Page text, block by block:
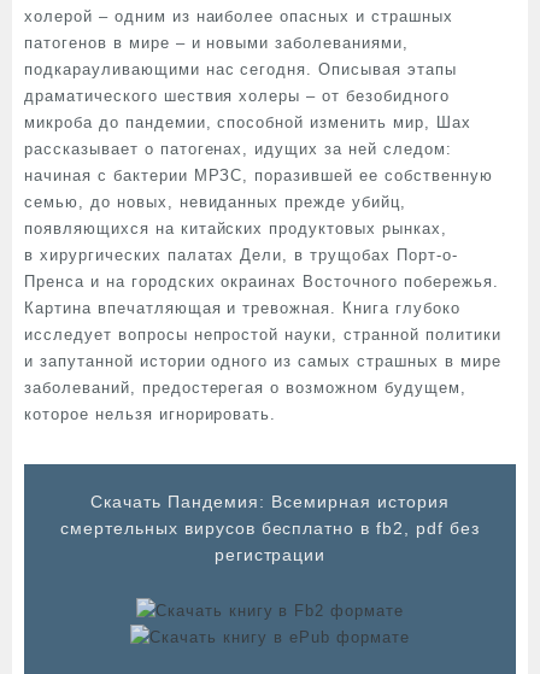
холерой – одним из наиболее опасных и страшных
патогенов в мире – и новыми заболеваниями,
подкарауливающими нас сегодня. Описывая этапы
драматического шествия холеры – от безобидного
микроба до пандемии, способной изменить мир, Шах
рассказывает о патогенах, идущих за ней следом:
начиная с бактерии МРЗС, поразившей ее собственную
семью, до новых, невиданных прежде убийц,
появляющихся на китайских продуктовых рынках,
в хирургических палатах Дели, в трущобах Порт-о-
Пренса и на городских окраинах Восточного побережья.
Картина впечатляющая и тревожная. Книга глубоко
исследует вопросы непростой науки, странной политики
и запутанной истории одного из самых страшных в мире
заболеваний, предостерегая о возможном будущем,
которое нельзя игнорировать.
Cкачать Пандемия: Всемирная история
смертельных вирусов бесплатно в fb2, pdf без
регистрации